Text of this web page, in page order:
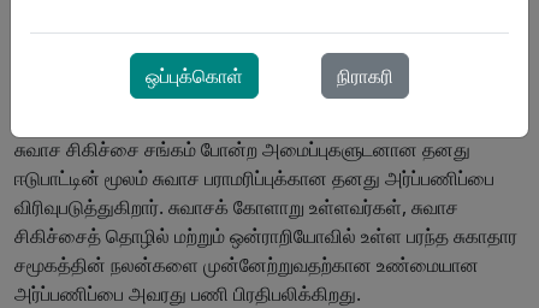
ஊக்குவிக்கிறார்.
சுவாச சிகிச்சை சங்கம் போன்ற அமைப்புகளுடனான தனது
ஈடுபாட்டின் மூலம் சுவாச பராமரிப்புக்கான தனது அர்ப்பணிப்பை
விரிவுபடுத்துகிறார். சுவாசக் கோளாறு உள்ளவர்கள், சுவாச
சிகிச்சைத் தொழில் மற்றும் ஒன்ராறியோவில் உள்ள பரந்த சுகாதார
சமூகத்தின் நலன்களை முன்னேற்றுவதற்கான உண்மையான
அர்ப்பணிப்பை அவரது பணி பிரதிபலிக்கிறது.
ஒப்புக்கொள் நிராகரி